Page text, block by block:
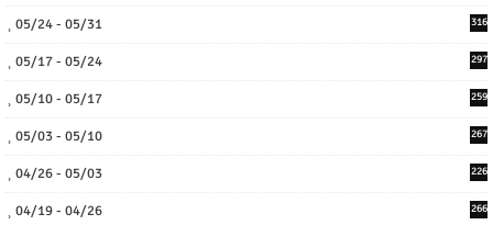
05/24 - 05/31 316
05/17 - 05/24 297
05/10 - 05/17 259
05/03 - 05/10 267
04/26 - 05/03 226
04/19 - 04/26 266